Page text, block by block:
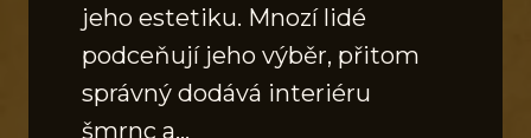
jeho estetiku. Mnozí lidé
podceňují jeho výběr, přitom
správný dodává interiéru
šmrnc a…